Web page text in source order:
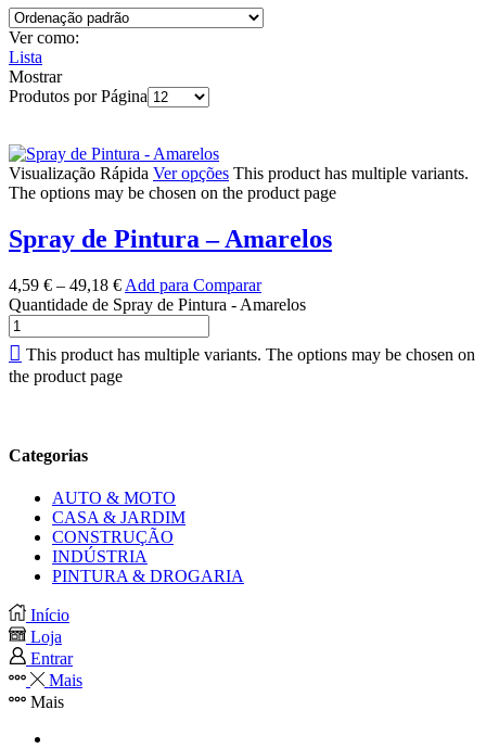
Ver como:
Lista
Mostrar
Produtos por Página
Visualização Rápida Ver opções This product has multiple variants.
The options may be chosen on the product page
Spray de Pintura – Amarelos
4,59 € – 49,18 € Add para Comparar
Quantidade de Spray de Pintura - Amarelos
This product has multiple variants. The options may be chosen on
the product page
Categorias
AUTO & MOTO
CASA & JARDIM
CONSTRUÇÃO
INDÚSTRIA
PINTURA & DROGARIA
Início
Loja
Entrar
Mais
Mais